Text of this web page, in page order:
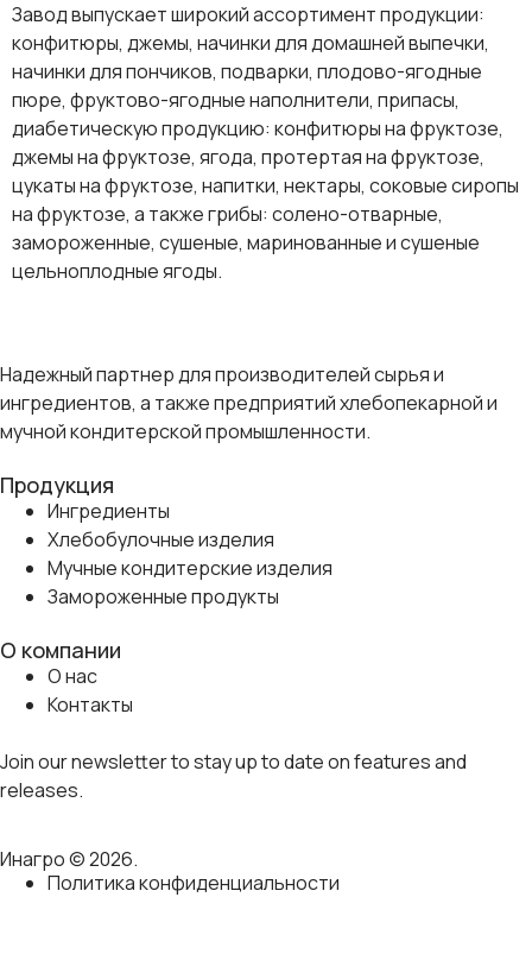
Завод выпускает широкий ассортимент продукции:
конфитюры, джемы, начинки для домашней выпечки,
начинки для пончиков, подварки, плодово-ягодные
пюре, фруктово-ягодные наполнители, припасы,
диабетическую продукцию: конфитюры на фруктозе,
джемы на фруктозе, ягода, протертая на фруктозе,
цукаты на фруктозе, напитки, нектары, соковые сиропы
на фруктозе, а также грибы: солено-отварные,
замороженные, сушеные, маринованные и сушеные
цельноплодные ягоды.
Надежный партнер для производителей сырья и
ингредиентов, а также предприятий хлебопекарной и
мучной кондитерской промышленности.
Продукция
Ингредиенты
Хлебобулочные изделия
Мучные кондитерские изделия
Замороженные продукты
О компании
О нас
Контакты
Join our newsletter to stay up to date on features and
releases.
Инагро © 2026.
Политика конфиденциальности